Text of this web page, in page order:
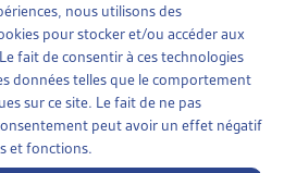
nous utilisons des
pour stocker et/ou accéder aux
fait de consentir à ces technologies
données telles que le comportement
sur ce site. Le fait de ne pas
peut avoir un effet négatif
et fonctions.
»ASSURANCE-INVALIDITÉ
»6B
L’AI (RÉVISION 6B).
– MOTION
Vista, sept. 2009